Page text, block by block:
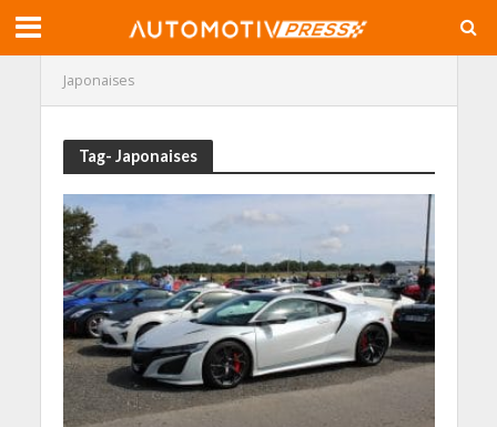
Japonaises
Tag- Japonaises